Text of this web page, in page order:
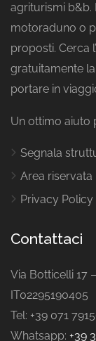
agriturismi b&b.
motoraduno o
proposti. Cerca
gratuitamente
portare in
Un ottimo aiuto
Segnala
Area riservata
Privacy Policy
Contattaci
Via Botticelli 17
IT02295190405
Tel: +39 071
Whatsapp: +39